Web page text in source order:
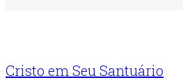
Cristo em Seu Santuário